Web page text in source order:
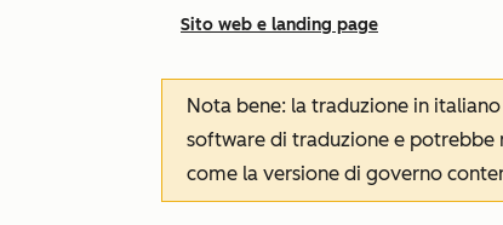
Sito web e landing page
Nota bene: la traduzione in
software di traduzione e potrebbe
come la versione di governo